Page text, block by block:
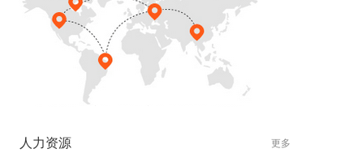
人力资源 更多